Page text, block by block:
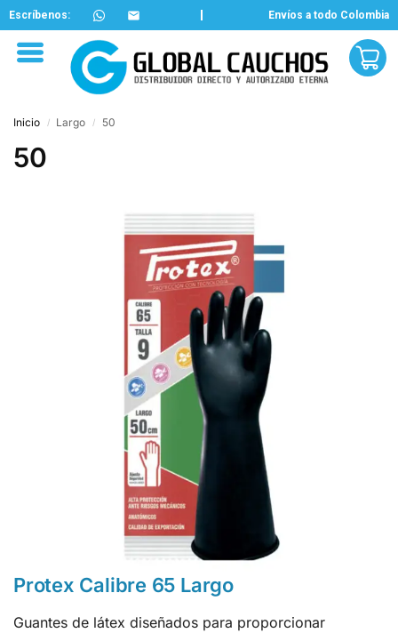
Escríbenos: Envíos a todo Colombia
Inicio / Largo / 50
50
Protex Calibre 65 Largo
Guantes de látex diseñados para proporcionar